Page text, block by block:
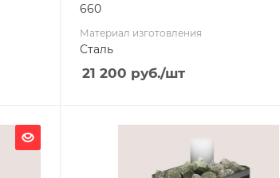
660
Материал изготовления
Сталь
21 200 руб./шт